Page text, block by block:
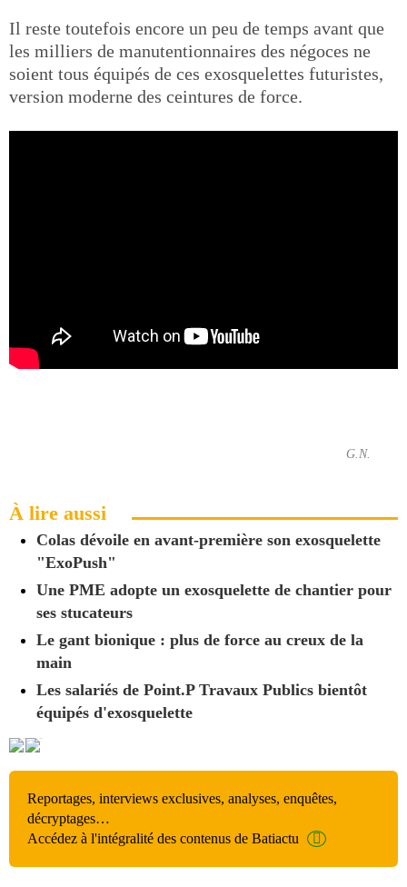
Il reste toutefois encore un peu de temps avant que
les milliers de manutentionnaires des négoces ne
soient tous équipés de ces exosquelettes futuristes,
version moderne des ceintures de force.
G.N.
À lire aussi
Colas dévoile en avant-première son exosquelette
"ExoPush"
Une PME adopte un exosquelette de chantier pour
ses stucateurs
Le gant bionique : plus de force au creux de la
main
Les salariés de Point.P Travaux Publics bientôt
équipés d'exosquelette
Reportages, interviews exclusives, analyses, enquêtes,
décryptages…
Accédez à l'intégralité des contenus de Batiactu